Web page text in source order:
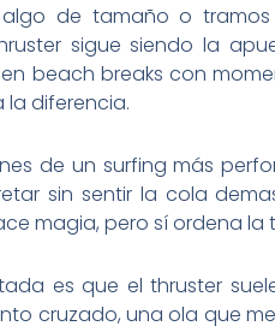
algo de tamaño o
sigue siendo la
beach breaks con
diferencia.
de un surfing más
sin sentir la cola
magia, pero sí ordena
es que el thruster
cruzado, una ola que